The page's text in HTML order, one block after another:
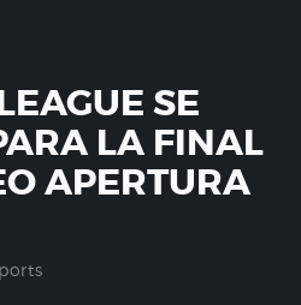
SE
LA FINAL
APERTURA